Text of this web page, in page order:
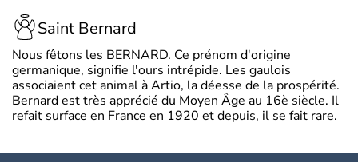
Saint Bernard
Nous fêtons les BERNARD. Ce prénom d'origine
germanique, signifie l'ours intrépide. Les gaulois
associaient cet animal à Artio, la déesse de la prospérité.
Bernard est très apprécié du Moyen Âge au 16è siècle. Il
refait surface en France en 1920 et depuis, il se fait rare.